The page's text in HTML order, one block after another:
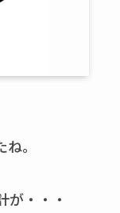
。
が・・・